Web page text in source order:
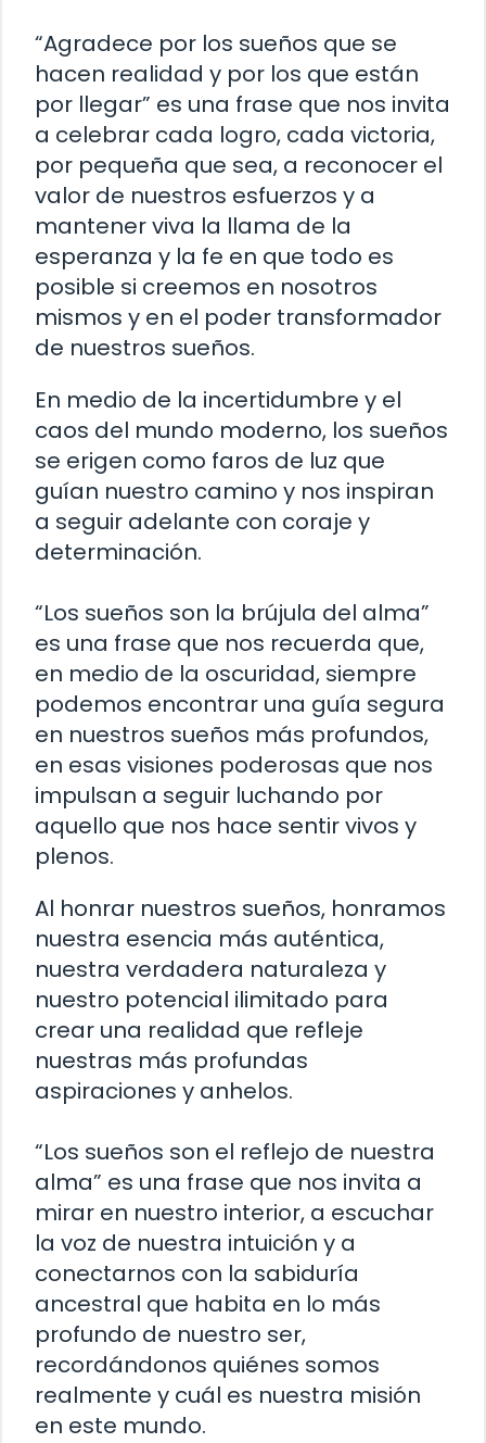
“Agradece por los sueños que se
hacen realidad y por los que están
por llegar” es una frase que nos invita
a celebrar cada logro, cada victoria,
por pequeña que sea, a reconocer el
valor de nuestros esfuerzos y a
mantener viva la llama de la
esperanza y la fe en que todo es
posible si creemos en nosotros
mismos y en el poder transformador
de nuestros sueños.
En medio de la incertidumbre y el
caos del mundo moderno, los sueños
se erigen como faros de luz que
guían nuestro camino y nos inspiran
a seguir adelante con coraje y
determinación.
“Los sueños son la brújula del alma”
es una frase que nos recuerda que,
en medio de la oscuridad, siempre
podemos encontrar una guía segura
en nuestros sueños más profundos,
en esas visiones poderosas que nos
impulsan a seguir luchando por
aquello que nos hace sentir vivos y
plenos.
Al honrar nuestros sueños, honramos
nuestra esencia más auténtica,
nuestra verdadera naturaleza y
nuestro potencial ilimitado para
crear una realidad que refleje
nuestras más profundas
aspiraciones y anhelos.
“Los sueños son el reflejo de nuestra
alma” es una frase que nos invita a
mirar en nuestro interior, a escuchar
la voz de nuestra intuición y a
conectarnos con la sabiduría
ancestral que habita en lo más
profundo de nuestro ser,
recordándonos quiénes somos
realmente y cuál es nuestra misión
en este mundo.